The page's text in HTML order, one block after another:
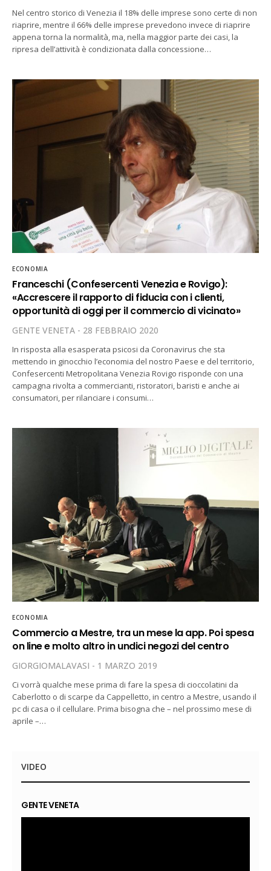
Nel centro storico di Venezia il 18% delle imprese sono certe di non
riaprire, mentre il 66% delle imprese prevedono invece di riaprire
appena torna la normalità, ma, nella maggior parte dei casi, la
ripresa dell’attività è condizionata dalla concessione…
ECONOMIA
Franceschi (Confesercenti Venezia e Rovigo):
«Accrescere il rapporto di fiducia con i clienti,
opportunità di oggi per il commercio di vicinato»
GENTE VENETA 28 FEBBRAIO 2020
In risposta alla esasperata psicosi da Coronavirus che sta
mettendo in ginocchio l’economia del nostro Paese e del territorio,
Confesercenti Metropolitana Venezia Rovigo risponde con una
campagna rivolta a commercianti, ristoratori, baristi e anche ai
consumatori, per rilanciare i consumi…
ECONOMIA
Commercio a Mestre, tra un mese la app. Poi spesa
on line e molto altro in undici negozi del centro
GIORGIOMALAVASI 1 MARZO 2019
Ci vorrà qualche mese prima di fare la spesa di cioccolatini da
Caberlotto o di scarpe da Cappelletto, in centro a Mestre, usando il
pc di casa o il cellulare. Prima bisogna che – nel prossimo mese di
aprile –…
VIDEO
GENTE VENETA